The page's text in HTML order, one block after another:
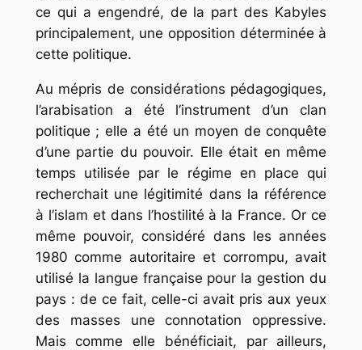
ce qui a engendré, de la part des Kabyles
principalement, une opposition déterminée à
cette politique.
Au mépris de considérations pédagogiques,
l’arabisation a été l’instrument d’un clan
politique ; elle a été un moyen de conquête
d’une partie du pouvoir. Elle était en même
temps utilisée par le régime en place qui
recherchait une légitimité dans la référence
à l’islam et dans l’hostilité à la France. Or ce
même pouvoir, considéré dans les années
1980 comme autoritaire et corrompu, avait
utilisé la langue française pour la gestion du
pays : de ce fait, celle-ci avait pris aux yeux
des masses une connotation oppressive.
Mais comme elle bénéficiait, par ailleurs,